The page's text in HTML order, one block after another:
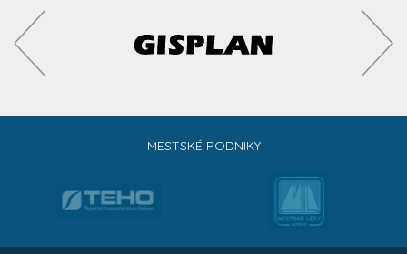
MESTSKÉ PODNIKY